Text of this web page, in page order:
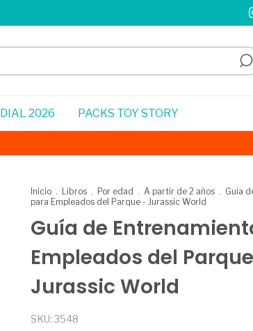
2026 PACKS TOY STORY
Inicio . Libros . Por edad . A partir de 2 años . Guía
para Empleados del Parque - Jurassic World
Guía de
Empleados del
Jurassic World
SKU: 3548